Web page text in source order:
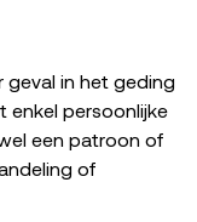
geval in het geding
enkel persoonlijke
een patroon of
of